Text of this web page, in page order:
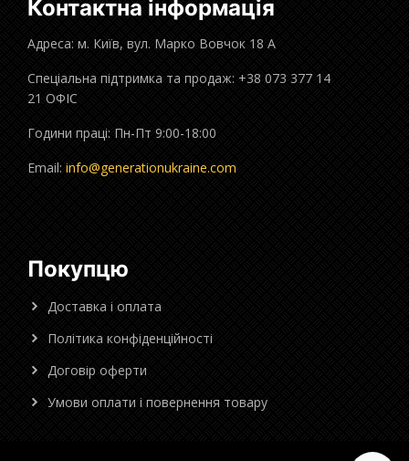
Контактна інформація
Адреса: м. Київ, вул. Марко Вовчок 18 А
Спеціальна підтримка та продаж: +38 073 377 14
21 ОФІС
Години праці: Пн-Пт 9:00-18:00
Email: info@generationukraine.com
Покупцю
Доставка і оплата
Політика конфіденційності
Договір оферти
Умови оплати і повернення товару